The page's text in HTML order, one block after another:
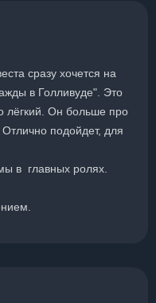
сразу хочется на
в Голливуде". Это
лёгкий. Он больше про
подойдет, для
в главных ролях.